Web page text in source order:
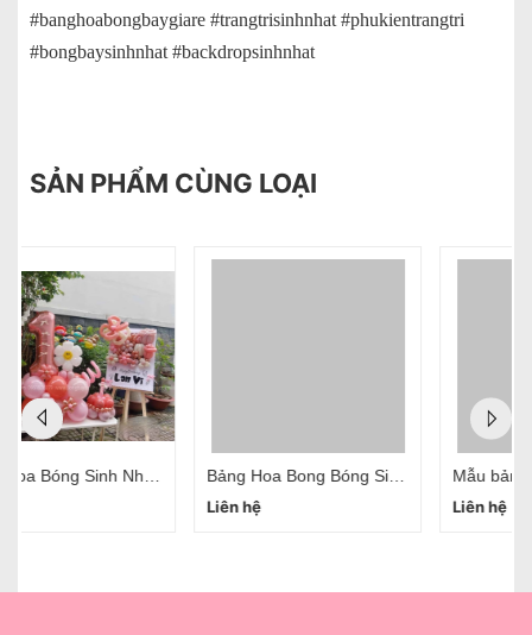
#banghoabongbaygiare #trangtrisinhnhat #phukientrangtri
#bongbaysinhnhat #backdropsinhnhat
SẢN PHẨM CÙNG LOẠI
Bảng Hoa Bong Bóng Sinh Nhật Daisy Signboard Hà Nội Mẫu 1
Mẫu bảng hoa bóng bay giá rẻ tại Hà Nội